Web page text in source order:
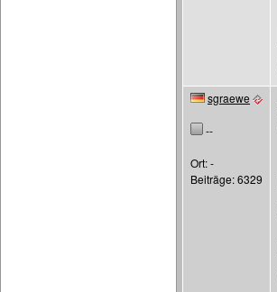
sgraewe
--
Ort: -
Beiträge: 6329